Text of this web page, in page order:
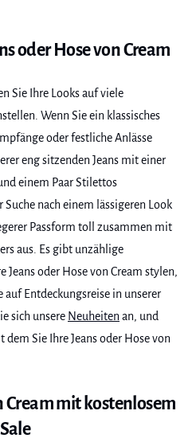
oder Hose von Cream
Sie Ihre Looks auf viele
Wenn Sie ein klassisches
oder festliche Anlässe
eng sitzenden Jeans mit einer
einem Paar Stilettos
nach einem lässigeren Look
Passform toll zusammen mit
aus. Es gibt unzählige
oder Hose von Cream stylen,
auf Entdeckungsreise in unserer
sich unsere Neuheiten an, und
Sie Ihre Jeans oder Hose von
Cream mit kostenlosem